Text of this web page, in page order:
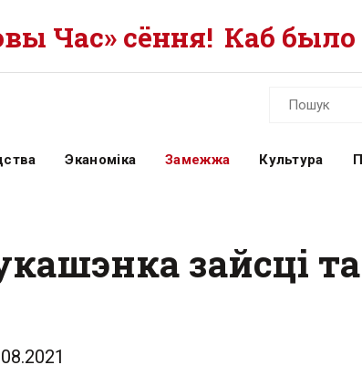
Час» сёння! Каб
Эканоміка Замежжа Культура
зайсці